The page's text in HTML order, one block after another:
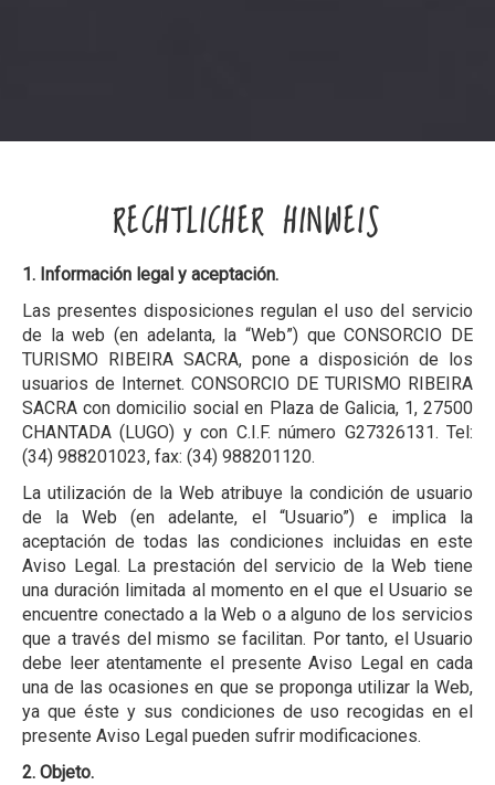
RECHTLICHER HINWEIS
1. Información legal y aceptación.
Las presentes disposiciones regulan el uso del servicio
de la web (en adelanta, la “Web”) que CONSORCIO DE
TURISMO RIBEIRA SACRA, pone a disposición de los
usuarios de Internet. CONSORCIO DE TURISMO RIBEIRA
SACRA con domicilio social en Plaza de Galicia, 1, 27500
CHANTADA (LUGO) y con C.I.F. número G27326131. Tel:
(34) 988201023, fax: (34) 988201120.
La utilización de la Web atribuye la condición de usuario
de la Web (en adelante, el “Usuario”) e implica la
aceptación de todas las condiciones incluidas en este
Aviso Legal. La prestación del servicio de la Web tiene
una duración limitada al momento en el que el Usuario se
encuentre conectado a la Web o a alguno de los servicios
que a través del mismo se facilitan. Por tanto, el Usuario
debe leer atentamente el presente Aviso Legal en cada
una de las ocasiones en que se proponga utilizar la Web,
ya que éste y sus condiciones de uso recogidas en el
presente Aviso Legal pueden sufrir modificaciones.
2. Objeto.